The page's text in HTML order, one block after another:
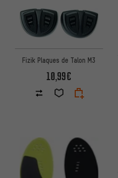
Fizik Plaques de Talon M3
10,99€